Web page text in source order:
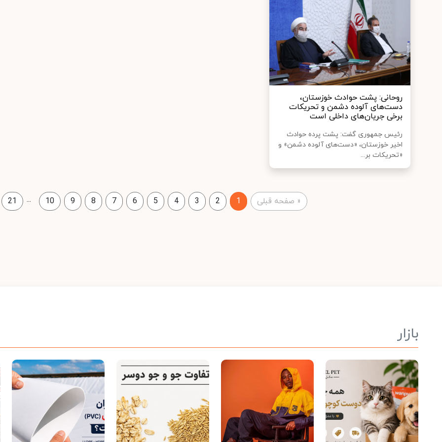
روحانی: پشت حوادث خوزستان،
دست‌های آلوده دشمن و تحریکات
برخی جریان‌های داخلی است
رئیس جمهوری گفت: پشت پرده حوادث
اخیر خوزستان، «دست‌های آلوده دشمن» و
«تحریکات بر...
« صفحه قبلی 1
2
3
4
5
6
7
8
9
10
...
21
بازار